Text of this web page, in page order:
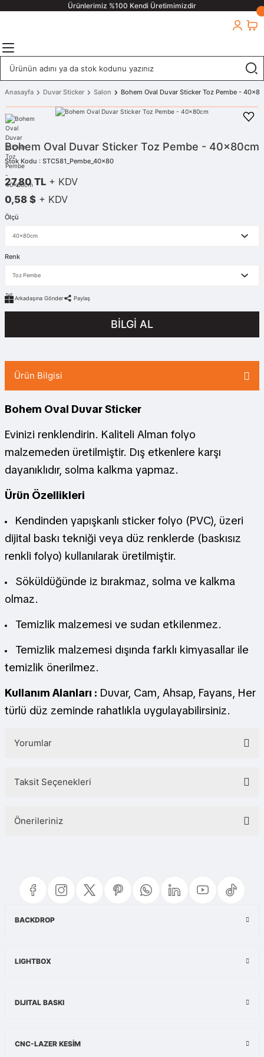
Ürünlerimiz %100 Kendi Üretimimizdir
Anasayfa Duvar Sticker Salon Bohem Oval Duvar Sticker Toz Pembe -
Bohem Oval Duvar Sticker Toz Pembe - 40x80cm
Stok Kodu : STC581_Pembe_40x80
27,80 TL + KDV
0,58 $ + KDV
Ölçü
Renk
Arkadaşına Gönder Paylaş
BİLGİ AL
Ürün Bilgisi
Bohem Oval Duvar Sticker
Evinizi renklendirin. Kaliteli Alman folyo
malzemeden üretilmiştir. Dış etkenlere karşı
dayanıklıdır, solma kalkma yapmaz.
Ürün Özellikleri
Kendinden yapışkanlı sticker folyo (PVC), üzeri
dijital baskı tekniği veya düz renklerde (baskısız
renkli folyo) kullanılarak üretilmiştir.
Söküldüğünde iz bırakmaz, solma ve kalkma
olmaz.
Temizlik malzemesi ve sudan etkilenmez.
Temizlik malzemesi dışında farklı kimyasallar ile
temizlik önerilmez.
Kullanım Alanları : Duvar, Cam, Ahsap, Fayans, Her
türlü düz zeminde rahatlıkla uygulayabilirsiniz.
Yorumlar
Taksit Seçenekleri
Önerileriniz
Görüş ve önerileriniz için teşekkür ederiz.
Ürün resmi kalitesiz, bozuk veya görüntülenemiyor.
BACKDROP
LIGHTBOX
DIJITAL BASKI
CNC-LAZER KESİM